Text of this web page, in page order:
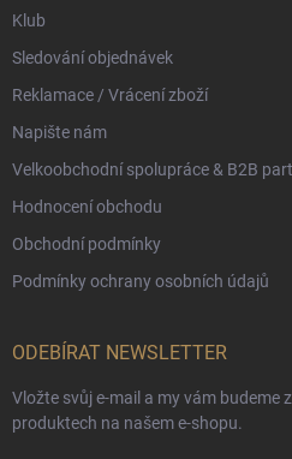
Klub
Sledování objednávek
Reklamace / Vrácení zboží
Napište nám
Velkoobchodní spolupráce & B2B
Hodnocení obchodu
Obchodní podmínky
Podmínky ochrany osobních údajů
ODEBÍRAT NEWSLETTER
Vložte svůj e-mail a my vám budeme
produktech na našem e-shopu.